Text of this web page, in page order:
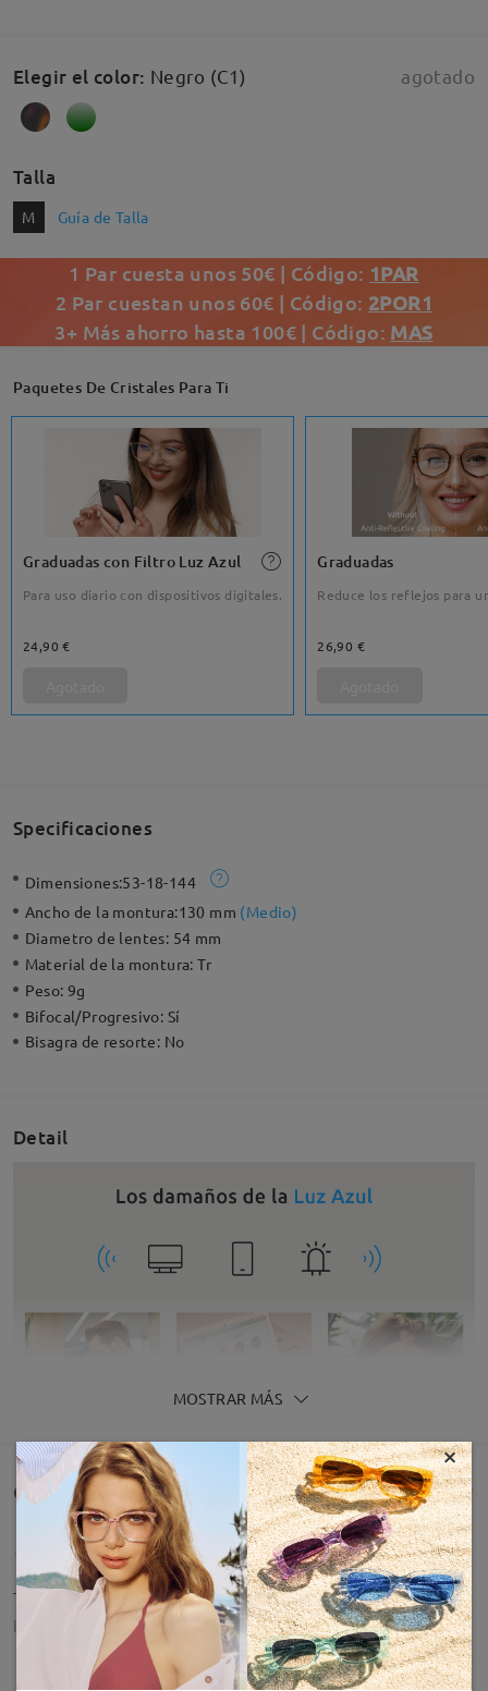
Elegir el color: Negro (C1) agotado
Talla
M Guía de Talla
1 Par cuesta unos 50€ | Código: 1PAR
2 Par cuestan unos 60€ | Código: 2POR1
3+ Más ahorro hasta 100€ | Código: MAS
Paquetes De Cristales Para Ti
Graduadas con Filtro Luz Azul
Para uso diario con dispositivos digitales.
24,90 €
Graduadas
Reduce los reflejos para
26,90 €
Specificaciones
Dimensiones:53-18-144
Ancho de la montura:130 mm (Medio)
Diametro de lentes: 54 mm
Material de la montura:Tr
Peso: 9g
Bifocal/Progresivo: Sí
Bisagra de resorte: No
Detail
MOSTRAR MÁS
Comentarios de Clientes(16)
Todo ok , muy satisfecho
by Tomás Bragado May 13 , 2026
×